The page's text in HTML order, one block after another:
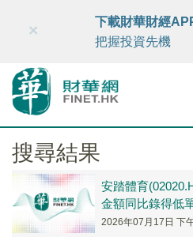
財華智庫網 FINTV
×
下載財華財經
把握投資先機
搜尋結果
安踏體育
金額同比錄得低
2026年07月17日 下